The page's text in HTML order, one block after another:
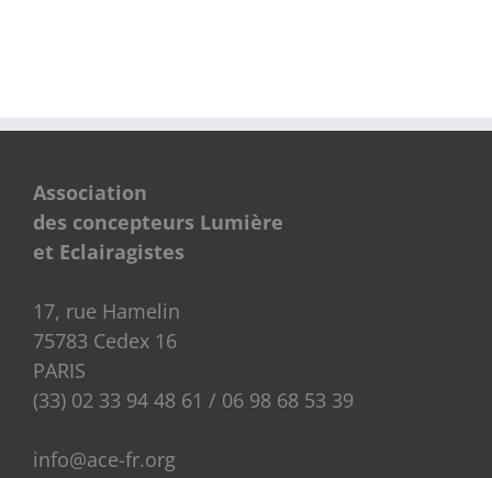
Association
des concepteurs Lumière
et Eclairagistes
17, rue Hamelin
75783 Cedex 16
PARIS
(33) 02 33 94 48 61 / 06 98 68 53 39
info@ace-fr.org